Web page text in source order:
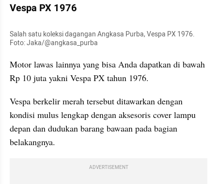
Vespa PX 1976
Salah satu koleksi dagangan Angkasa Purba, Vespa PX 1976.
Foto: Jaka/@angkasa_purba
Motor lawas lainnya yang bisa Anda dapatkan di bawah
Rp 10 juta yakni Vespa PX tahun 1976.
Vespa berkelir merah tersebut ditawarkan dengan
kondisi mulus lengkap dengan aksesoris cover lampu
depan dan dudukan barang bawaan pada bagian
belakangnya.
ADVERTISEMENT